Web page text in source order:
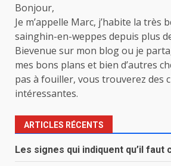
Bonjour,
Je m’appelle Marc, j’habite la très
sainghin-en-weppes depuis plus
Bievenue sur mon blog ou je
mes bons plans et bien d’autres
pas à fouiller, vous trouverez des
intéressantes.
ARTICLES RÉCENTS
Les signes qui indiquent qu’il